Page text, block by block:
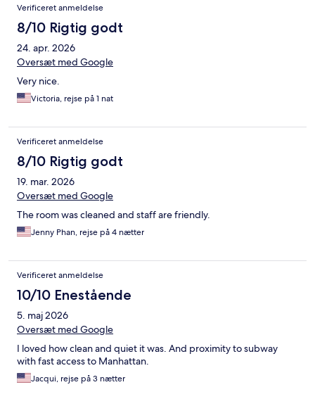
Verificeret anmeldelse
8/10 Rigtig godt
24. apr. 2026
Oversæt med Google
Very nice.
Victoria, rejse på 1 nat
Verificeret anmeldelse
8/10 Rigtig godt
19. mar. 2026
Oversæt med Google
The room was cleaned and staff are friendly.
Jenny Phan, rejse på 4 nætter
Verificeret anmeldelse
10/10 Enestående
5. maj 2026
Oversæt med Google
I loved how clean and quiet it was. And proximity to subway
with fast access to Manhattan.
Jacqui, rejse på 3 nætter